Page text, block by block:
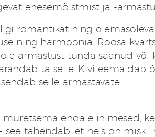
enesemõistmist ja -
romantikat ning
ning harmoonia. Roosa
armastust tunda saanud või
ta selle. Kivi eemaldab
selle armastavate
endale inimesed,
see tähendab, et neis on miski,